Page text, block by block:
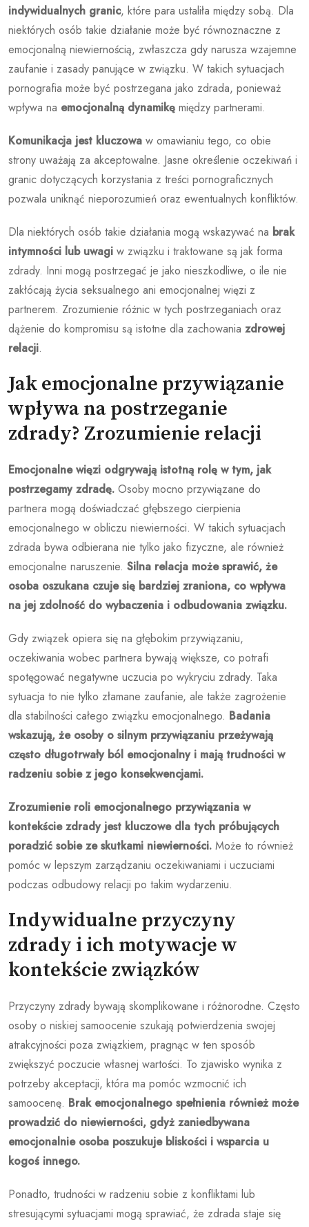
indywidualnych granic, które para ustaliła między sobą. Dla
niektórych osób takie działanie może być równoznaczne z
emocjonalną niewiernością, zwłaszcza gdy narusza wzajemne
zaufanie i zasady panujące w związku. W takich sytuacjach
pornografia może być postrzegana jako zdrada, ponieważ
wpływa na emocjonalną dynamikę między partnerami.
Komunikacja jest kluczowa w omawianiu tego, co obie
strony uważają za akceptowalne. Jasne określenie oczekiwań i
granic dotyczących korzystania z treści pornograficznych
pozwala uniknąć nieporozumień oraz ewentualnych konfliktów.
Dla niektórych osób takie działania mogą wskazywać na brak
intymności lub uwagi w związku i traktowane są jak forma
zdrady. Inni mogą postrzegać je jako nieszkodliwe, o ile nie
zakłócają życia seksualnego ani emocjonalnej więzi z
partnerem. Zrozumienie różnic w tych postrzeganiach oraz
dążenie do kompromisu są istotne dla zachowania zdrowej
relacji.
Jak emocjonalne przywiązanie
wpływa na postrzeganie
zdrady? Zrozumienie relacji
Emocjonalne więzi odgrywają istotną rolę w tym, jak
postrzegamy zdradę. Osoby mocno przywiązane do
partnera mogą doświadczać głębszego cierpienia
emocjonalnego w obliczu niewierności. W takich sytuacjach
zdrada bywa odbierana nie tylko jako fizyczne, ale również
emocjonalne naruszenie. Silna relacja może sprawić, że
osoba oszukana czuje się bardziej zraniona, co wpływa
na jej zdolność do wybaczenia i odbudowania związku.
Gdy związek opiera się na głębokim przywiązaniu,
oczekiwania wobec partnera bywają większe, co potrafi
spotęgować negatywne uczucia po wykryciu zdrady. Taka
sytuacja to nie tylko złamane zaufanie, ale także zagrożenie
dla stabilności całego związku emocjonalnego. Badania
wskazują, że osoby o silnym przywiązaniu przeżywają
często długotrwały ból emocjonalny i mają trudności w
radzeniu sobie z jego konsekwencjami.
Zrozumienie roli emocjonalnego przywiązania w
kontekście zdrady jest kluczowe dla tych próbujących
poradzić sobie ze skutkami niewierności. Może to również
pomóc w lepszym zarządzaniu oczekiwaniami i uczuciami
podczas odbudowy relacji po takim wydarzeniu.
Indywidualne przyczyny
zdrady i ich motywacje w
kontekście związków
Przyczyny zdrady bywają skomplikowane i różnorodne. Często
osoby o niskiej samoocenie szukają potwierdzenia swojej
atrakcyjności poza związkiem, pragnąc w ten sposób
zwiększyć poczucie własnej wartości. To zjawisko wynika z
potrzeby akceptacji, która ma pomóc wzmocnić ich
samoocenę. Brak emocjonalnego spełnienia również może
prowadzić do niewierności, gdyż zaniedbywana
emocjonalnie osoba poszukuje bliskości i wsparcia u
kogoś innego.
Ponadto, trudności w radzeniu sobie z konfliktami lub
stresującymi sytuacjami mogą sprawiać, że zdrada staje się